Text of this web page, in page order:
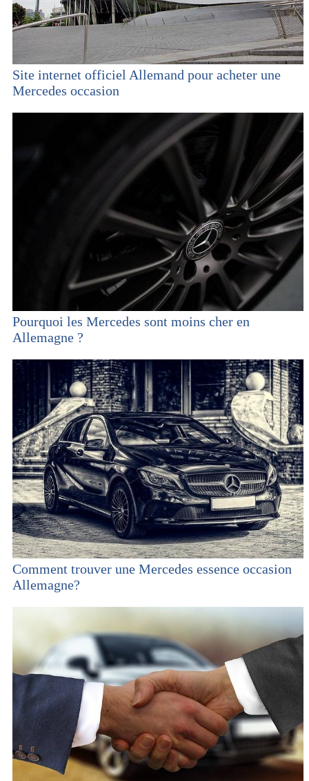
Site internet officiel Allemand pour acheter une
Mercedes occasion
Pourquoi les Mercedes sont moins cher en
Allemagne ?
Comment trouver une Mercedes essence occasion
Allemagne?